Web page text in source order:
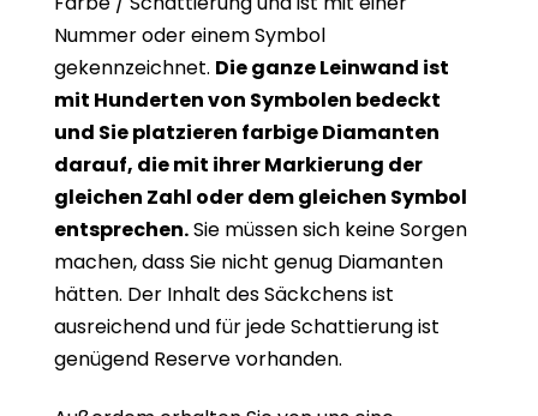
Nummer oder einem Symbol
gekennzeichnet. Die ganze Leinwand ist
mit Hunderten von Symbolen bedeckt
und Sie platzieren farbige Diamanten
darauf, die mit ihrer Markierung der
gleichen Zahl oder dem gleichen Symbol
entsprechen.Sie müssen sich keine Sorgen
machen, dass Sie nicht genug Diamanten
hätten. Der Inhalt des Säckchens ist
ausreichend und für jede Schattierung ist
genügend Reserve vorhanden.